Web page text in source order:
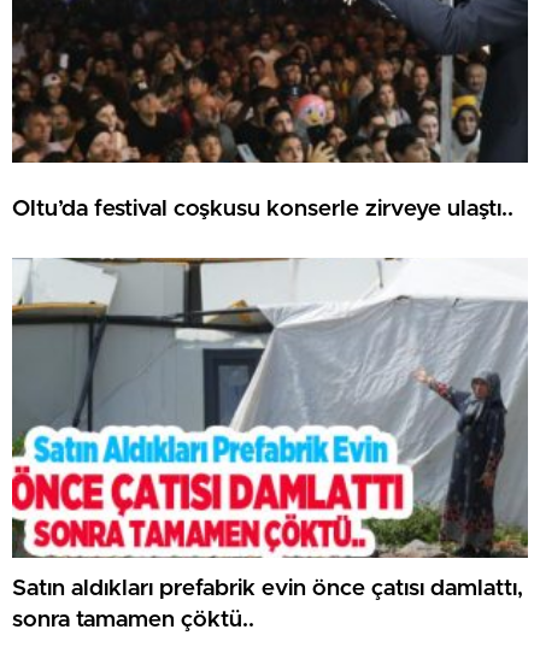
Oltu’da festival coşkusu konserle zirveye ulaştı..
Satın aldıkları prefabrik evin önce çatısı damlattı,
sonra tamamen çöktü..